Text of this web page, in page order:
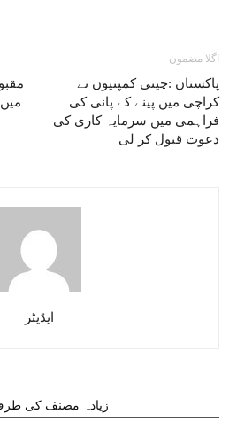
اگلا مضمون
پاکستان :چینی کمپنیوں نے
کراچی میں پینے کے پانی کی
فراہمی میں سرمایہ کاری کی
دعوت قبول کر لی
ایڈیٹر
زیادہ مصنف کی